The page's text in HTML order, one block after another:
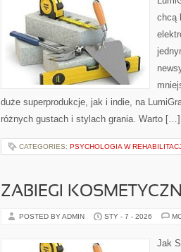
chcą
duże superprodukcje, jak i indie, na
różnych gustach i stylach grania. Warto […]
CATEGORIES: PSYCHOLOGIA W
ZABIEGI
POSTED BY ADMIN STY - 7 - 2026
Jak